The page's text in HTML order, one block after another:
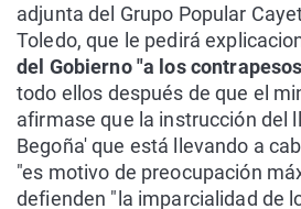
adjunta del Grupo Popular
Toledo, que le pedirá
del Gobierno "a los
todo ellos después de que el
afirmase que la instrucción del
Begoña' que está llevando a
"es motivo de preocupación
defienden "la imparcialidad de